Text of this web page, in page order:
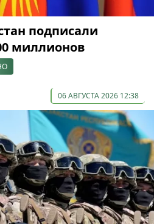
подписали
миллионов
06 АВГУСТА 2026 12:38